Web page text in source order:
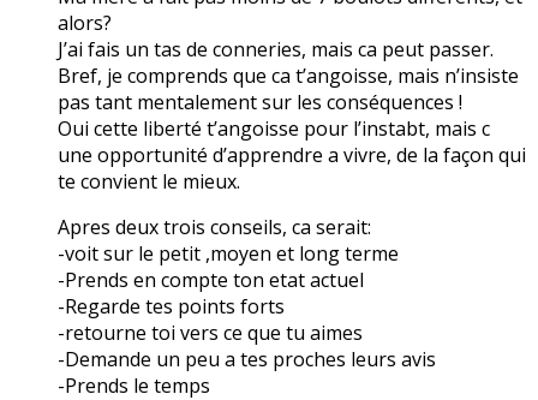
alors?
J’ai fais un tas de conneries, mais ca peut passer.
Bref, je comprends que ca t’angoisse, mais n’insiste
pas tant mentalement sur les conséquences !
Oui cette liberté t’angoisse pour l’instabt, mais c
une opportunité d’apprendre a vivre, de la façon qui
te convient le mieux.
Apres deux trois conseils, ca serait:
-voit sur le petit ,moyen et long terme
-Prends en compte ton etat actuel
-Regarde tes points forts
-retourne toi vers ce que tu aimes
-Demande un peu a tes proches leurs avis
-Prends le temps